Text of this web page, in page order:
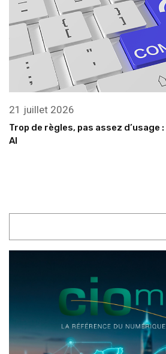
21 juillet 2026
Trop de règles, pas assez d’usage
AI